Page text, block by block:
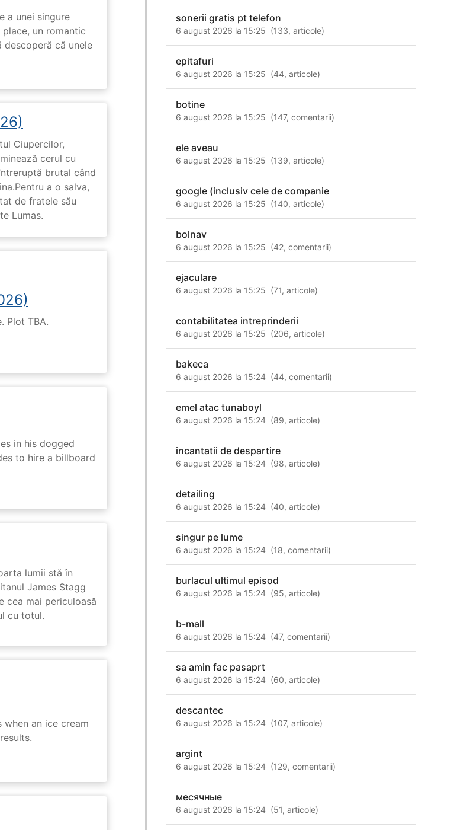
a unei singure
un romantic
că unele
Ciupercilor,
cerul cu
brutal când
a o salva,
de fratele său
Lumas.
Plot TBA.
in his dogged
to hire a billboard
lumii stă în
James Stagg
cea mai periculoasă
cu totul.
an ice cream
sonerii gratis pt telefon
6 august 2026 la 15:25 (133,articole)
epitafuri
6 august 2026 la 15:25 (44,articole)
botine
6 august 2026 la 15:25 (147,comentarii)
ele aveau
6 august 2026 la 15:25 (139,articole)
google (inclusiv cele de companie
6 august 2026 la 15:25 (140,articole)
bolnav
6 august 2026 la 15:25 (42,comentarii)
ejaculare
6 august 2026 la 15:25 (71,articole)
contabilitatea intreprinderii
6 august 2026 la 15:25 (206,articole)
bakeca
6 august 2026 la 15:24 (44,comentarii)
emel atac tunaboyl
6 august 2026 la 15:24 (89,articole)
incantatii de despartire
6 august 2026 la 15:24 (98,articole)
detailing
6 august 2026 la 15:24 (40,articole)
singur pe lume
6 august 2026 la 15:24 (18,comentarii)
burlacul ultimul episod
6 august 2026 la 15:24 (95,articole)
b-mall
6 august 2026 la 15:24 (47,comentarii)
sa amin fac pasaprt
6 august 2026 la 15:24 (60,articole)
descantec
6 august 2026 la 15:24 (107,articole)
argint
6 august 2026 la 15:24 (129,comentarii)
месячные
6 august 2026 la 15:24 (51,articole)